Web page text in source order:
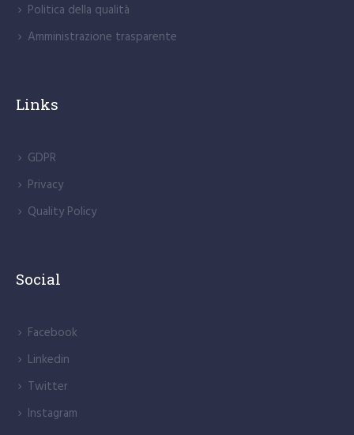
Politica della qualità
Amministrazione trasparente
Links
GDPR
Privacy
Quality Policy
Social
Facebook
Linkedin
Twitter
Instagram